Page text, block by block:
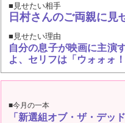
■見せたい相手
日村さんのご両親に見
■見せたい理由
自分の息子が映画に主演
よ、セリフは「ウォォォ
■今月の一本
「新選組オブ・ザ・デッド